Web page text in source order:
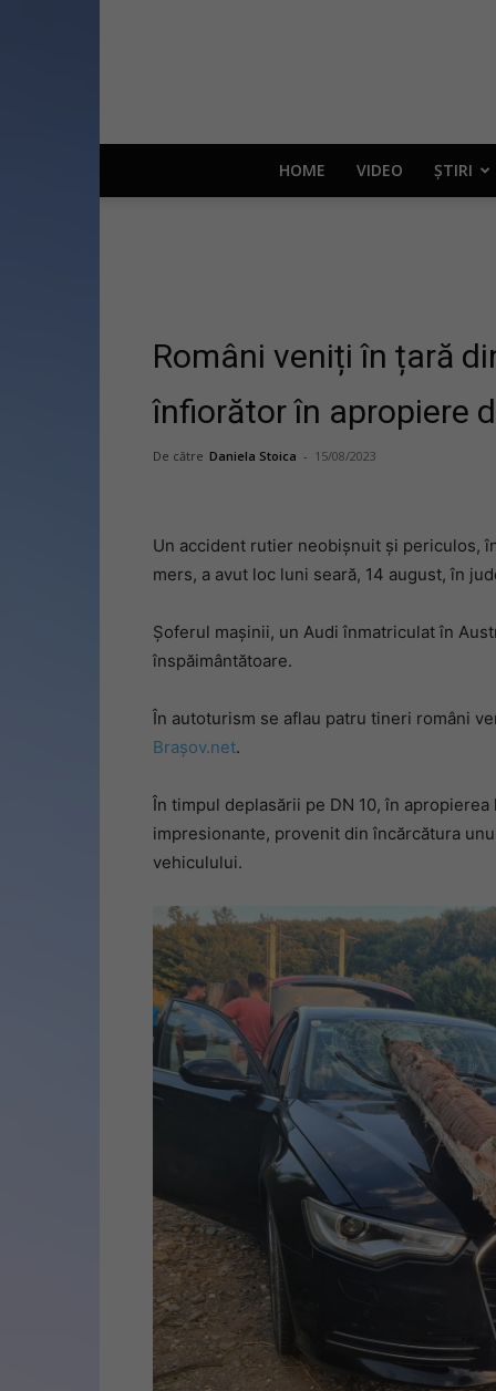
HOME VIDEO ȘTIRI
Români veniți în țară
înfiorător în apropiere
De către Daniela Stoica - 15/08/2023
Un accident rutier neobișnuit și periculos,
mers, a avut loc luni seară, 14 august, în
Șoferul mașinii, un Audi înmatriculat în
înspăimântătoare.
În autoturism se aflau patru tineri români
Brașov.net.
În timpul deplasării pe DN 10, în
impresionante, provenit din încărcătura
vehiculului.